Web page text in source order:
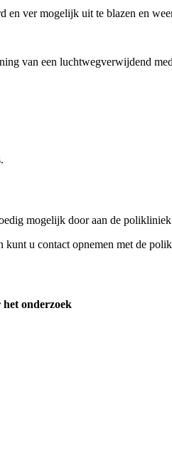
en ver mogelijk uit te blazen en
van een luchtwegverwijdend
mogelijk door aan de
kunt u contact opnemen met de
het onderzoek